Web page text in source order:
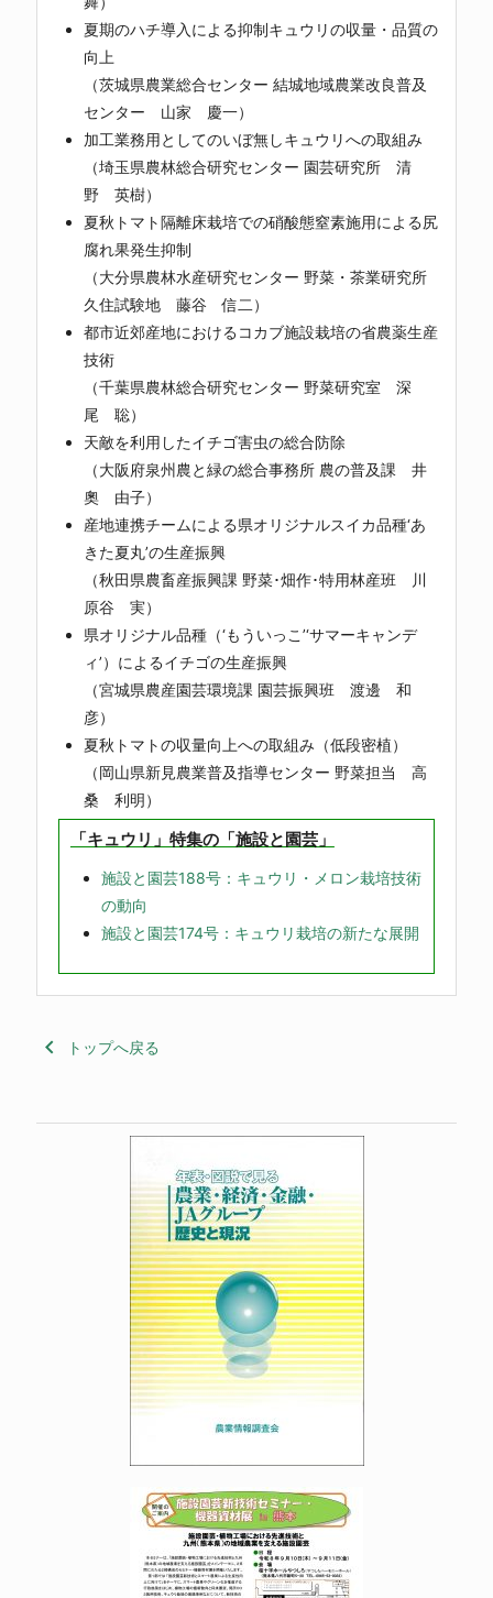
夏期のハチ導入による抑制キュウリの収量・品質の
向上
（茨城県農業総合センター 結城地域農業改良普及
センター 山家 慶一）
加工業務用としてのいぼ無しキュウリへの取組み
（埼玉県農林総合研究センター 園芸研究所 清
野 英樹）
夏秋トマト隔離床栽培での硝酸態窒素施用による尻
腐れ果発生抑制
（大分県農林水産研究センター 野菜・茶業研究所
久住試験地 藤谷 信二）
都市近郊産地におけるコカブ施設栽培の省農薬生産
技術
（千葉県農林総合研究センター 野菜研究室 深
尾 聡）
天敵を利用したイチゴ害虫の総合防除
（大阪府泉州農と緑の総合事務所 農の普及課 井
奧 由子）
産地連携チームによる県オリジナルスイカ品種‘あ
きた夏丸’の生産振興
（秋田県農畜産振興課 野菜･畑作･特用林産班 川
原谷 実）
県オリジナル品種（‘もういっこ’‘サマーキャンデ
ィ’）によるイチゴの生産振興
（宮城県農産園芸環境課 園芸振興班 渡邊 和
彦）
夏秋トマトの収量向上への取組み（低段密植）
（岡山県新見農業普及指導センター 野菜担当 高
桑 利明）
「キュウリ」特集の「施設と園芸」
施設と園芸188号：キュウリ・メロン栽培技術
の動向
施設と園芸174号：キュウリ栽培の新たな展開
keyboard_arrow_left トップへ戻る